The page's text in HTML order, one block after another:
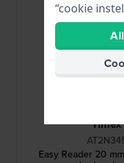
Timex
Easy Reader 20
“cookie